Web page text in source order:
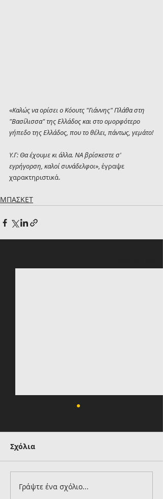
«Καλώς να ορίσει ο Κόουτς "Γιάννης" Πλάθα στη
"Βασίλισσα" της Ελλάδος και στο ομορφότερο
γήπεδο της Ελλάδος, που το θέλει, πάντως, γεμάτο!
Υ.Γ: Θα έχουμε κι άλλα. ΝΑ βρίσκεστε σ'
εγρήγορση, καλοί συνάδελφοι», έγραψε
χαρακτηριστικά.
ΜΠΑΣΚΕΤ
Ημέρα-ορόσημο για
Σχόλια
Γράψτε ένα σχόλιο...